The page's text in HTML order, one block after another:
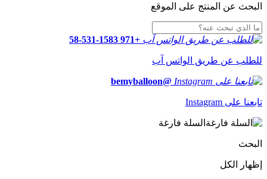
البحث عن المنتج على الموقع
+971 58-531-1583
للطلب عن طريق الواتس آب
@bemyballoon
تابعنا على Instagram
السلة فارغة
البحث
إظهار الكل